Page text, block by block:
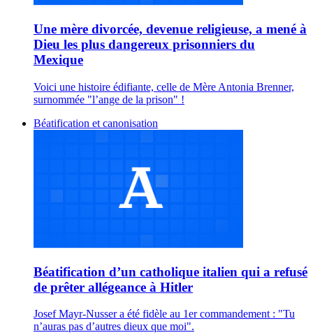
Une mère divorcée, devenue religieuse, a mené à
Dieu les plus dangereux prisonniers du
Mexique
Voici une histoire édifiante, celle de Mère Antonia Brenner,
surnommée "l’ange de la prison" !
Béatification et canonisation
Béatification d’un catholique italien qui a refusé
de prêter allégeance à Hitler
Josef Mayr-Nusser a été fidèle au 1er commandement : "Tu
n’auras pas d’autres dieux que moi".